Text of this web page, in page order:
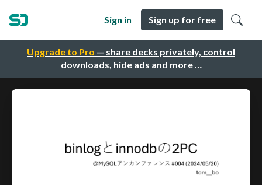
Upgrade to Pro — share decks privately, control
downloads, hide ads and more …
Sign in Sign up for free